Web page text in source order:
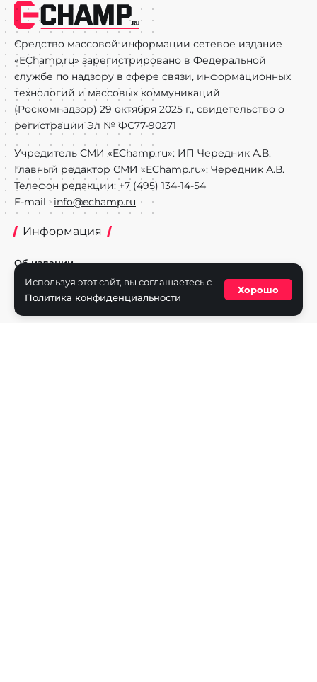
Средство массовой информации сетевое издание
«EChamp.ru» зарегистрировано в Федеральной
службе по надзору в сфере связи, информационных
технологий и массовых коммуникаций
(Роскомнадзор) 29 октября 2025 г., свидетельство о
регистрации Эл № ФС77-90271
Учредитель СМИ «EChamp.ru»: ИП Чередник А.В.
Главный редактор СМИ «EChamp.ru»: Чередник А.В.
Телефон редакции: +7 (495) 134-14-54
E-mail : info@echamp.ru
Информация
Об издании
Реклама на портале
Политика конфиденциальности
Используя этот сайт, вы соглашаетесь с
Политика конфиденциальности
Хорошо